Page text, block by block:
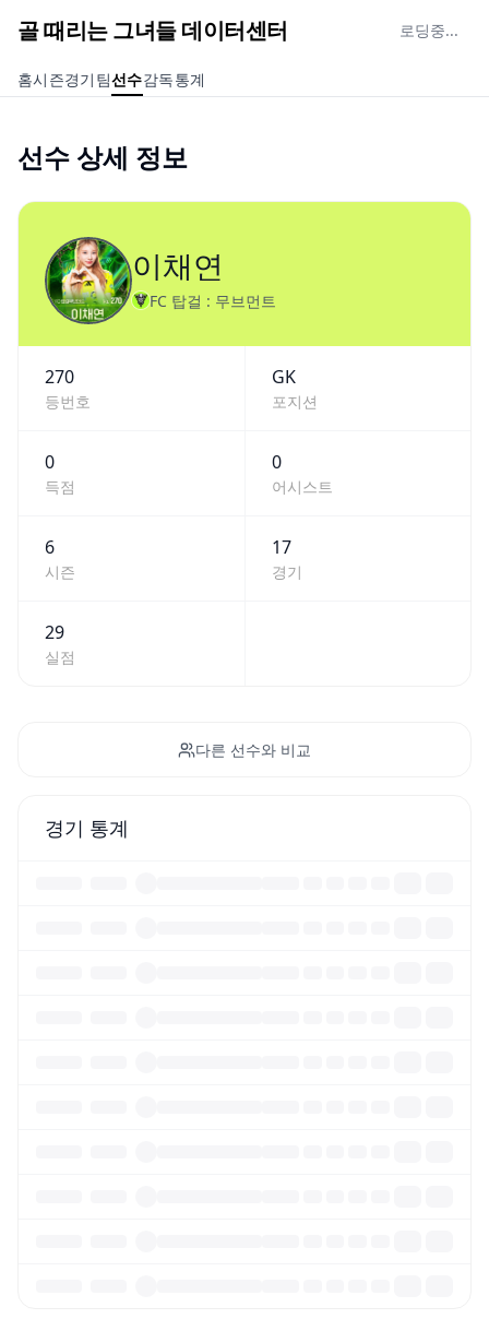
골 때리는 그녀들 데이터센터 로딩중...
홈시즌경기 팀선수감독통계
선수 상세 정보
이채연
FC 탑걸 : 무브먼트
270
등번호
GK
포지션
0
득점
0
어시스트
6
시즌
17
경기
29
실점
다른 선수와 비교
경기 통계